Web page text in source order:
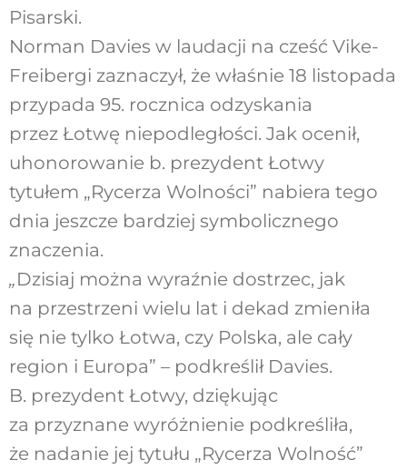
Pisarski.
Norman Davies w laudacji na cześć Vike-
Freibergi zaznaczył, że właśnie 18 listopada
przypada 95. rocznica odzyskania
przez Łotwę niepodległości. Jak ocenił,
uhonorowanie b. prezydent Łotwy
tytułem „Rycerza Wolności” nabiera tego
dnia jeszcze bardziej symbolicznego
znaczenia.
„Dzisiaj można wyraźnie dostrzec, jak
na przestrzeni wielu lat i dekad zmieniła
się nie tylko Łotwa, czy Polska, ale cały
region i Europa” – podkreślił Davies.
B. prezydent Łotwy, dziękując
za przyznane wyróżnienie podkreśliła,
że nadanie jej tytułu „Rycerza Wolność”